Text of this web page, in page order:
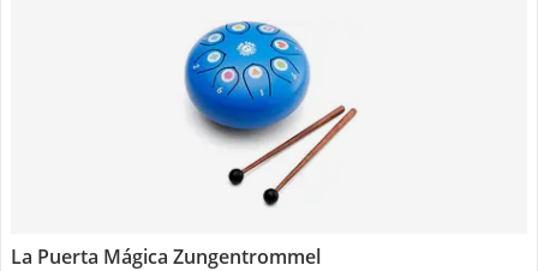
La Puerta Mágica Zungentrommel